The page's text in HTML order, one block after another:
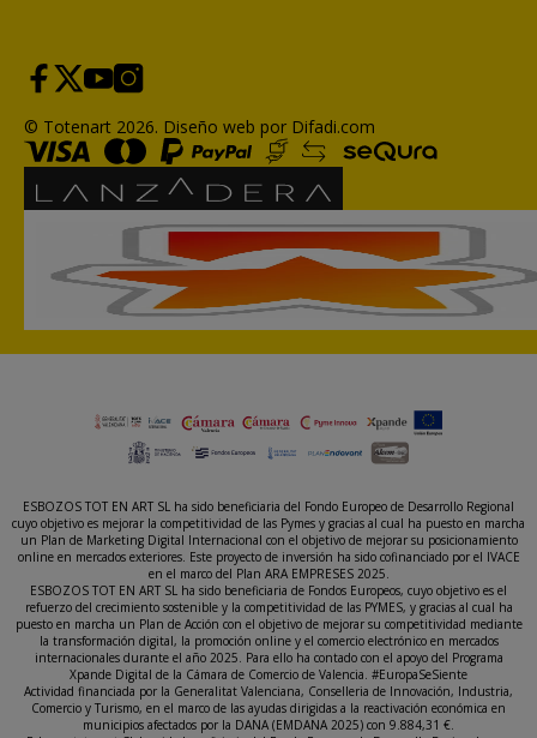
© Totenart 2026. Diseño web por Difadi.com
ESBOZOS TOT EN ART SL ha sido beneficiaria del Fondo Europeo de Desarrollo Regional
cuyo objetivo es mejorar la competitividad de las Pymes y gracias al cual ha puesto en marcha
un Plan de Marketing Digital Internacional con el objetivo de mejorar su posicionamiento
online en mercados exteriores. Este proyecto de inversión ha sido cofinanciado por el IVACE
en el marco del Plan ARA EMPRESES 2025.
ESBOZOS TOT EN ART SL ha sido beneficiaria de Fondos Europeos, cuyo objetivo es el
refuerzo del crecimiento sostenible y la competitividad de las PYMES, y gracias al cual ha
puesto en marcha un Plan de Acción con el objetivo de mejorar su competitividad mediante
la transformación digital, la promoción online y el comercio electrónico en mercados
internacionales durante el año 2025. Para ello ha contado con el apoyo del Programa
Xpande Digital de la Cámara de Comercio de Valencia. #EuropaSeSiente
Actividad financiada por la Generalitat Valenciana, Conselleria de Innovación, Industria,
Comercio y Turismo, en el marco de las ayudas dirigidas a la reactivación económica en
municipios afectados por la DANA (EMDANA 2025) con 9.884,31 €.